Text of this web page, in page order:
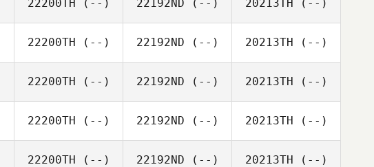
22200TH (--) 22192ND (--) 20213TH (--)
22200TH (--) 22192ND (--) 20213TH (--)
22200TH (--) 22192ND (--) 20213TH (--)
22200TH (--) 22192ND (--) 20213TH (--)
22200TH (--) 22192ND (--) 20213TH (--)